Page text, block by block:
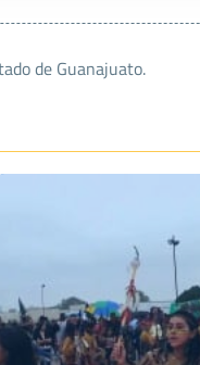
de Guanajuato.